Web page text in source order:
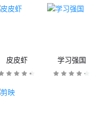
皮皮虾 学习强国